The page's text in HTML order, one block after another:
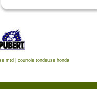
mtd courroie tondeuse honda